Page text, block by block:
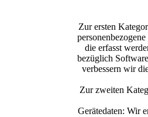
Zur ersten
die erfasst
bezüglich
verbessern wir
Zur zweiten
Gerätedaten: Wir